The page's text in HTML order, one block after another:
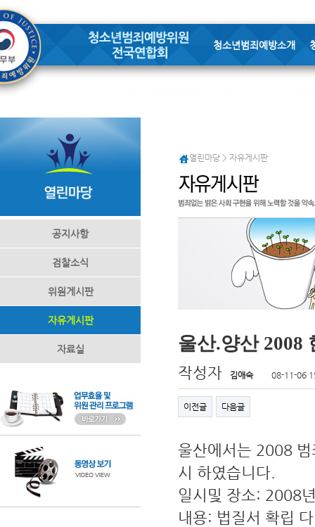
청소년범죄예방소개
공지사항
검찰소식
위원게시판
자유게시판
자료실
열린마당 > 자유게시판
울산.양산 2008
작성자 김애숙 08-11-06
이전글 다음글
울산에서는 2008 범
시 하였습니다.
일시및 장소: 2008
내용: 법질서 확립